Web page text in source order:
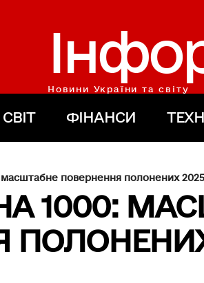
Новини України та світу
СВІТ ФІНАНСИ
масштабне повернення полонених
1000: